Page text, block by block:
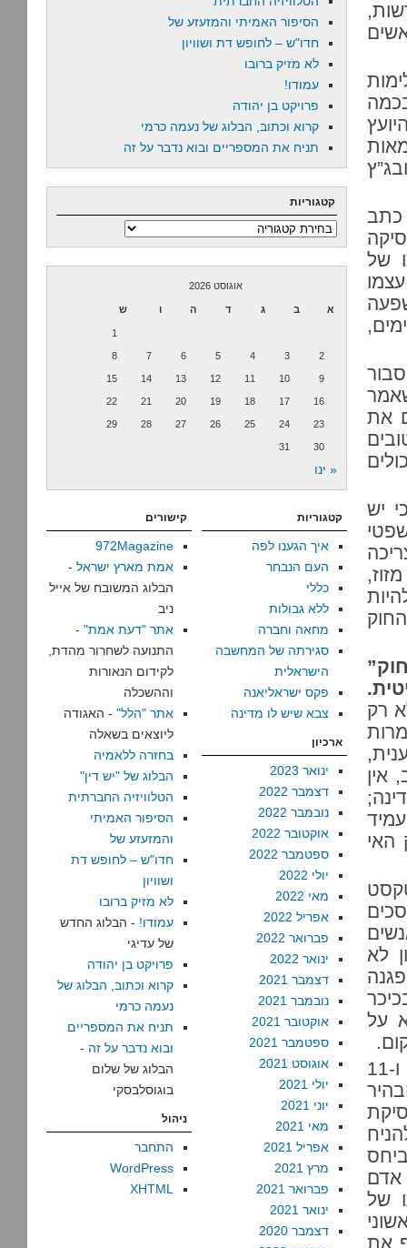
כתב
(סעיף 17) שהפסיקה
של
16) שהוא עצמו
את
23 מדגיש כי יש
רק
אין
האי
לא
על
אתמול (הקטע הרלוונטי מתחיל בשעה ו-11
של
את
הסיפור האמיתי והמזעזע של
חדו"ש – לחופש דת ושוויון
לא מזיק ברובו
עמודו!
פרויקט בן יהודה
קרוא וכתוב, הבלוג של נעמה כרמי
תניח את המספריים ובוא נדבר על זה
קטגוריות
קטגוריות
אוגוסט 2026
א ב ג ד ה ו ש
1
2
3
4
5
6
7
8
9
10
11
12
13
14
15
16
17
18
19
20
21
22
23
24
25
26
27
28
29
30
31
« ינו
קטגוריות
איך הגענו לפה
העם הנבחר
כללי
ללא גבולות
מחאה וחברה
סגירתה של המחשבה
הישראלית
פקס ישראליאנה
צבא שיש לו מדינה
ארכיון
ינואר 2023
דצמבר 2022
נובמבר 2022
אוקטובר 2022
ספטמבר 2022
יולי 2022
מאי 2022
אפריל 2022
פברואר 2022
ינואר 2022
דצמבר 2021
נובמבר 2021
אוקטובר 2021
ספטמבר 2021
אוגוסט 2021
יולי 2021
יוני 2021
מאי 2021
אפריל 2021
מרץ 2021
פברואר 2021
ינואר 2021
דצמבר 2020
קישורים
972Magazine
אמת מארץ ישראל -
הבלוג המשובח של אייל
ניב
אתר "דעת אמת" -
התנועה לשחרור מהדת,
לקידום הנאורות
וההשכלה
אתר "הלל" - האגודה
ליוצאים בשאלה
בחזרה ללאמיה
הבלוג של "יש דין"
הטלוויזיה החברתית
הסיפור האמיתי
והמזעזע של
חדו"ש – לחופש דת
ושוויון
לא מזיק ברובו
עמודו! - הבלוג החדש
של עדיגי
פרויקט בן יהודה
קרוא וכתוב, הבלוג של
נעמה כרמי
תניח את המספריים
ובוא נדבר על זה -
הבלוג של שלום
בוגוסלבסקי
ניהול
התחבר
WordPress
XHTML